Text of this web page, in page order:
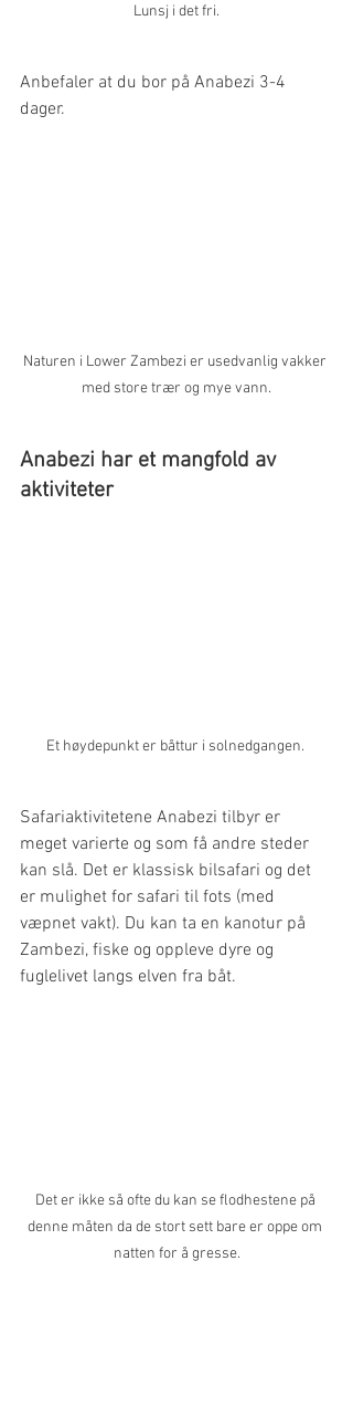
Lunsj i det fri.
Anbefaler at du bor på Anabezi 3-4
dager.
Naturen i Lower Zambezi er usedvanlig vakker
med store trær og mye vann.
Anabezi har et mangfold av
aktiviteter
Et høydepunkt er båttur i solnedgangen.
Safariaktivitetene Anabezi tilbyr er
meget varierte og som få andre steder
kan slå. Det er klassisk bilsafari og det
er mulighet for safari til fots (med
væpnet vakt). Du kan ta en kanotur på
Zambezi, fiske og oppleve dyre og
fuglelivet langs elven fra båt.
Det er ikke så ofte du kan se flodhestene på
denne måten da de stort sett bare er oppe om
natten for å gresse.